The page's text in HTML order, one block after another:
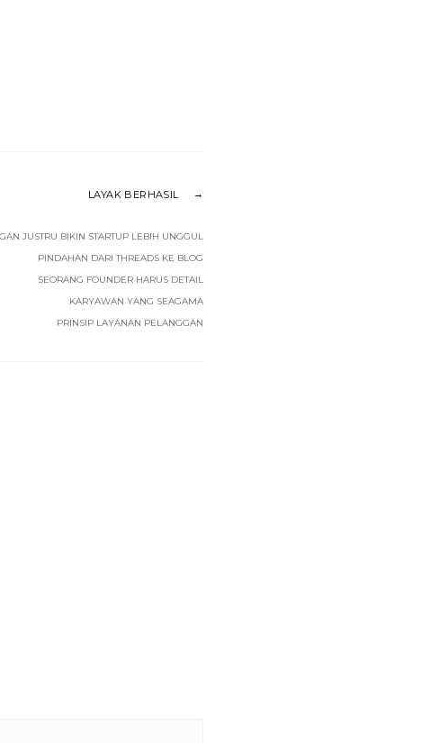
LAYAK BERHASIL
JUSTRU BIKIN STARTUP LEBIH UNGGUL
PINDAHAN DARI THREADS KE BLOG
SEORANG FOUNDER HARUS DETAIL
KARYAWAN YANG SEAGAMA
PRINSIP LAYANAN PELANGGAN